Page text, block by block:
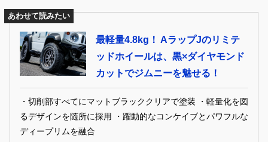
あわせて読みたい
最軽量4.8kg！ AラップJのリミテ
ッドホイールは、黒×ダイヤモンド
カットでジムニーを魅せる！
・切削部すべてにマットブラッククリアで塗装 ・軽量化を図
るデザインを随所に採用 ・躍動的なコンケイブとパワフルな
ディープリムを融合